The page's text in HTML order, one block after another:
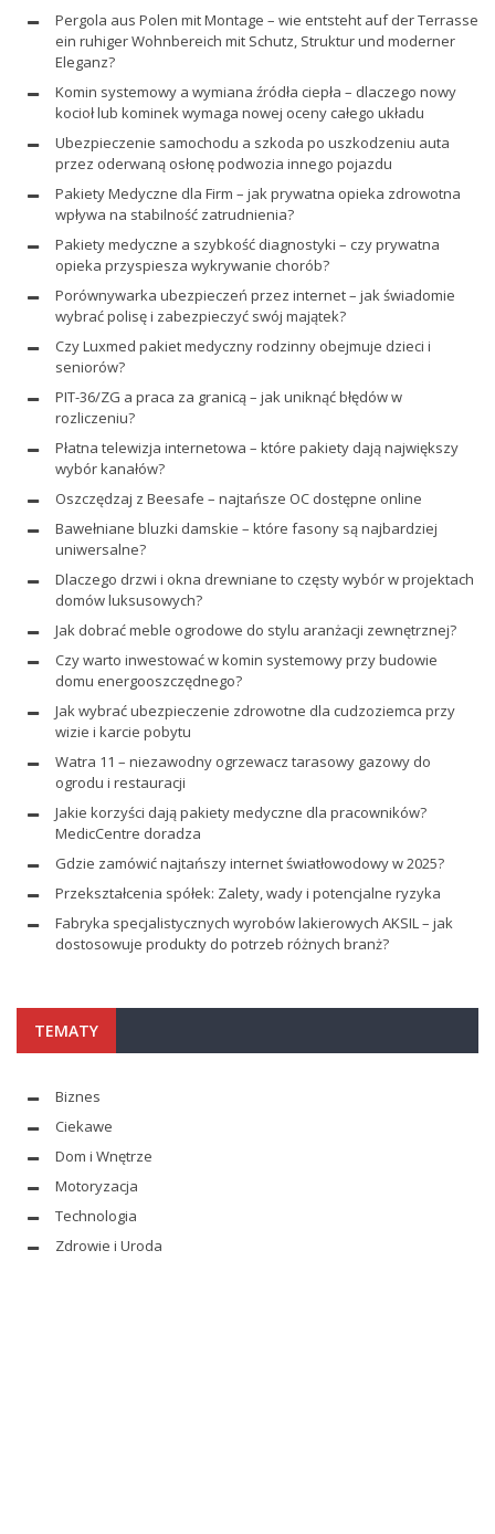
Pergola aus Polen mit Montage – wie entsteht auf der Terrasse
ein ruhiger Wohnbereich mit Schutz, Struktur und moderner
Eleganz?
Komin systemowy a wymiana źródła ciepła – dlaczego nowy
kocioł lub kominek wymaga nowej oceny całego układu
Ubezpieczenie samochodu a szkoda po uszkodzeniu auta
przez oderwaną osłonę podwozia innego pojazdu
Pakiety Medyczne dla Firm – jak prywatna opieka zdrowotna
wpływa na stabilność zatrudnienia?
Pakiety medyczne a szybkość diagnostyki – czy prywatna
opieka przyspiesza wykrywanie chorób?
Porównywarka ubezpieczeń przez internet – jak świadomie
wybrać polisę i zabezpieczyć swój majątek?
Czy Luxmed pakiet medyczny rodzinny obejmuje dzieci i
seniorów?
PIT-36/ZG a praca za granicą – jak uniknąć błędów w
rozliczeniu?
Płatna telewizja internetowa – które pakiety dają największy
wybór kanałów?
Oszczędzaj z Beesafe – najtańsze OC dostępne online
Bawełniane bluzki damskie – które fasony są najbardziej
uniwersalne?
Dlaczego drzwi i okna drewniane to częsty wybór w projektach
domów luksusowych?
Jak dobrać meble ogrodowe do stylu aranżacji zewnętrznej?
Czy warto inwestować w komin systemowy przy budowie
domu energooszczędnego?
Jak wybrać ubezpieczenie zdrowotne dla cudzoziemca przy
wizie i karcie pobytu
Watra 11 – niezawodny ogrzewacz tarasowy gazowy do
ogrodu i restauracji
Jakie korzyści dają pakiety medyczne dla pracowników?
MedicCentre doradza
Gdzie zamówić najtańszy internet światłowodowy w 2025?
Przekształcenia spółek: Zalety, wady i potencjalne ryzyka
Fabryka specjalistycznych wyrobów lakierowych AKSIL – jak
dostosowuje produkty do potrzeb różnych branż?
TEMATY
Biznes
Ciekawe
Dom i Wnętrze
Motoryzacja
Technologia
Zdrowie i Uroda